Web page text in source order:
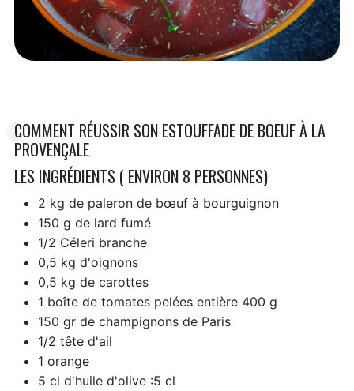
COMMENT RÉUSSIR SON ESTOUFFADE DE BOEUF À LA
PROVENÇALE
LES INGRÉDIENTS ( ENVIRON 8 PERSONNES)
2 kg de paleron de bœuf à bourguignon
150 g de lard fumé
1/2 Céleri branche
0,5 kg d'oignons
0,5 kg de carottes
1 boîte de tomates pelées entière 400 g
150 gr de champignons de Paris
1/2 tête d'ail
1 orange
5 cl d'huile d'olive :5 cl